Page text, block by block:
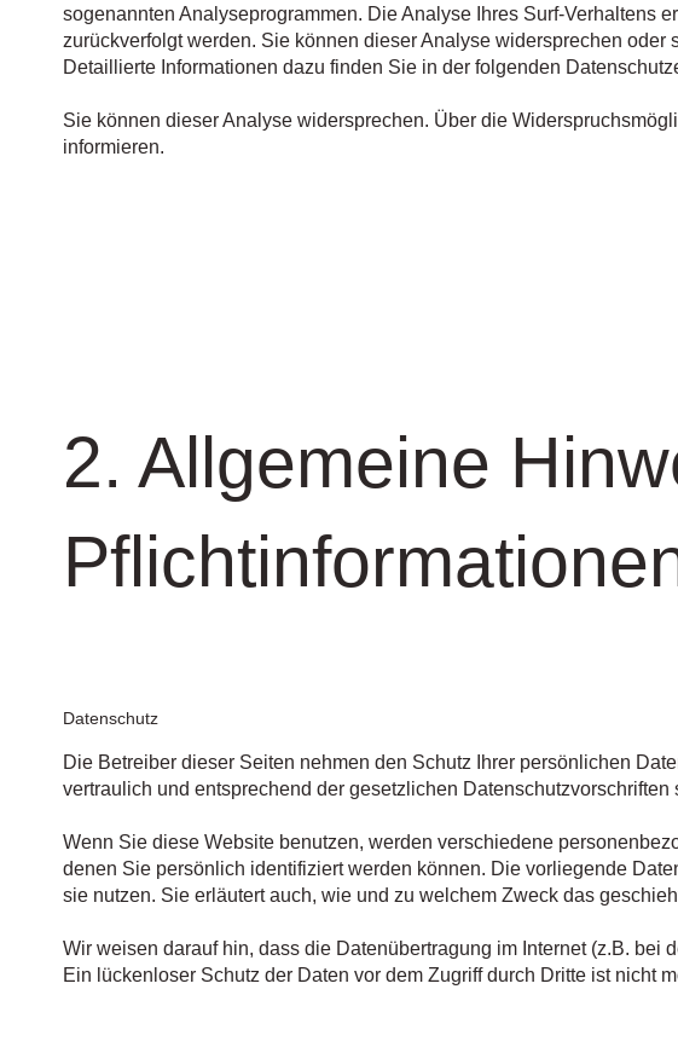
sogenannten Analyseprogrammen. Die Analyse Ihres Surf-Verhaltens
zurückverfolgt werden. Sie können dieser Analyse widersprechen
Detaillierte Informationen dazu finden Sie in der folgenden
Sie können dieser Analyse widersprechen. Über die
informieren.
2. Allgemeine
Datenschutz
Die Betreiber dieser Seiten nehmen den Schutz Ihrer persönlichen
vertraulich und entsprechend der gesetzlichen
Wenn Sie diese Website benutzen, werden verschiedene
denen Sie persönlich identifiziert werden können. Die vorliegende
sie nutzen. Sie erläutert auch, wie und zu welchem Zweck das
Wir weisen darauf hin, dass die Datenübertragung im Internet (z.B.
Ein lückenloser Schutz der Daten vor dem Zugriff durch Dritte ist nicht